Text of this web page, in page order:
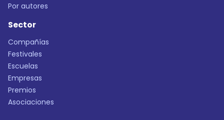
Por autores
Sector
Compañías
Festivales
Escuelas
Empresas
Premios
Asociaciones